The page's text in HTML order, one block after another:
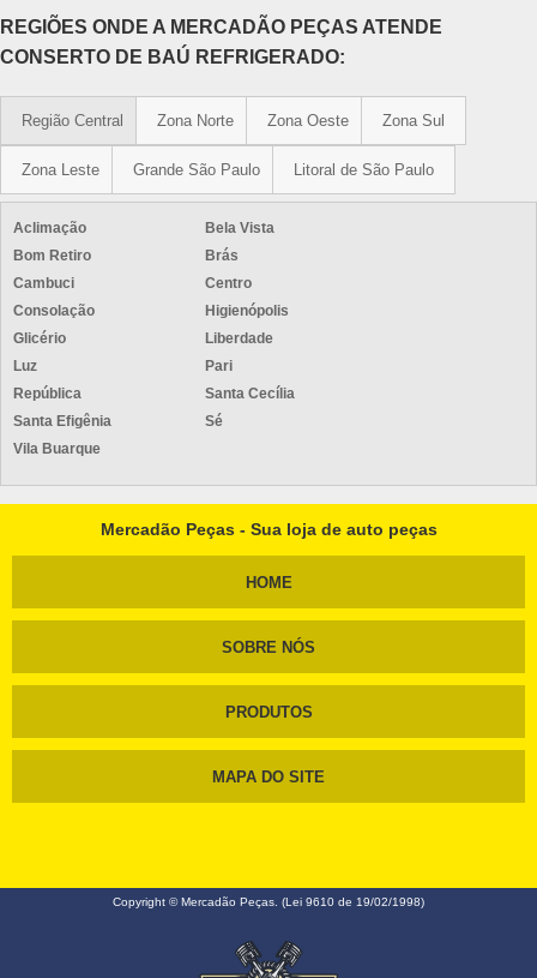
REGIÕES ONDE A MERCADÃO PEÇAS ATENDE
CONSERTO DE BAÚ REFRIGERADO:
Região Central Zona Norte Zona Oeste Zona Sul
Zona Leste Grande São Paulo Litoral de São Paulo
Aclimação
Bela Vista
Bom Retiro
Brás
Cambuci
Centro
Consolação
Higienópolis
Glicério
Liberdade
Luz
Pari
República
Santa Cecília
Santa Efigênia
Sé
Vila Buarque
Mercadão Peças - Sua loja de auto peças
HOME
SOBRE NÓS
PRODUTOS
MAPA DO SITE
Copyright © Mercadão Peças. (Lei 9610 de 19/02/1998)